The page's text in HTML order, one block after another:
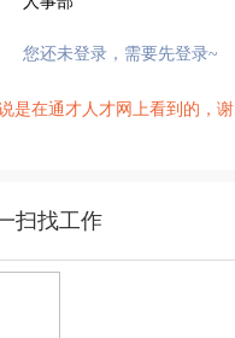
您还未登录，需要先登录~
是在通才人才网上看到的，谢
扫找工作